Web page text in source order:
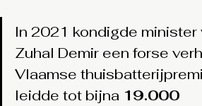
In 2021 kondigde minister
Zuhal Demir een forse
Vlaamse
leidde tot bijna 19.000